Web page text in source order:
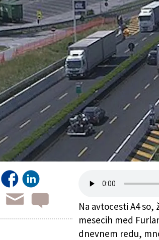
Na avtocesti A4
mesecih med
dnevnem redu,